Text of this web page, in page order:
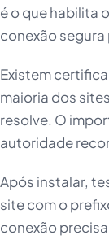
é o que habilita
conexão segura
Existem
maioria dos
resolve. O
autoridade
Após instalar,
site com o
conexão